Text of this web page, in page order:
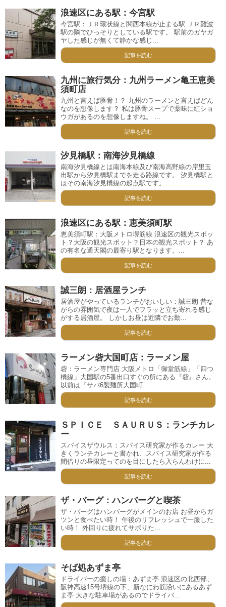
浪速区にある駅：今宮駅
今宮駅：ＪＲ環状線と関西本線が止まる駅 ＪＲ難波
駅の隣でひっそりとしている駅です。 駅前のガヤガ
ヤした感じが無くて静かな感じ...
記事を読む
九州に旅行気分：九州ラーメン亀王恵美
須町店
九州と言えば豚骨！？ 九州のラーメンと言えばどん
なのを想像します？ 私は豚骨スープで薬味に紅ショ
ウガがあるのを想像しますね。 ...
記事を読む
汐見橋駅：南海汐見橋線
南海汐見橋線とは南海本線及び南海高野線の岸里玉
出駅から汐見橋駅までを走る路線です。 汐見橋駅と
はその南海汐見橋線の起点駅です。...
記事を読む
浪速区にある駅：恵美須町駅
恵美須町駅：大阪メトロ堺筋線 浪速区の観光スポッ
ト？大阪の観光スポット？日本の観光スポット？ あ
の有名な通天閣の最寄り駅となります。...
記事を読む
誠三朗：居酒屋ランチ
居酒屋がやっているランチがおいしい：誠三朗 昔な
がらの雰囲気で夜は一人でフラッと立ち寄れる感じ
がする居酒屋。 しかしお昼は近隣でお勤...
記事を読む
ラーメン砦大国町店：ラーメン屋
砦：ラーメン専門店 大阪メトロ「御堂筋線」「四つ
橋線」大国駅の5番出口すぐの所にある『砦』さん。
以前は『サバ6製麺所大国町...
記事を読む
ＳＰＩＣＥ ＳＡＵＲＵＳ：ランチカレ
ー
スパイスザウルス：スパイス研究家が作るカレー 大
きくランチカレーと書かれ、スパイス研究家が作る
間借りの昼限定ってのを目にしたら入らんわけに...
記事を読む
ザ・バーグ：ハンバーグと喫茶
ザ・バーグはハンバーグがメインのお店 お昼からガ
ツンと食べたい時！ 午後のリフレッシュで一服した
い時！ 外回りに疲れてサボりた...
記事を読む
そば処あずま亭
ドライバーの癒しの場：あずま亭 浪速区の北西部、
阪神高速15号堺線の下、新なにわ筋沿いにあるあず
ま亭 大きな駐車場があるのでドライバ...